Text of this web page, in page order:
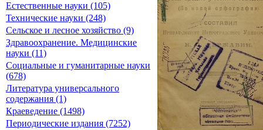
Естественные науки (105)
Технические науки (248)
Сельское и лесное хозяйство (9)
Здравоохранение. Медицинские
науки (11)
Социальные и гуманитарные науки
(678)
Литература универсального
содержания (1)
Краеведение (1498)
Периодические издания (7252)